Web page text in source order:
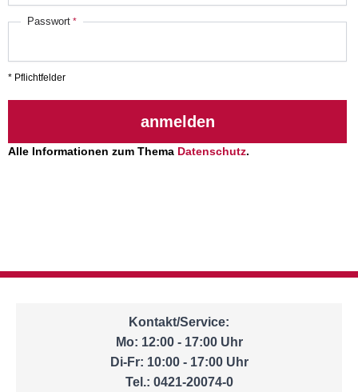
Passwort
* Pflichtfelder
anmelden
Alle Informationen zum Thema Datenschutz.
Kontakt/Service:
Mo: 12:00 - 17:00 Uhr
Di-Fr: 10:00 - 17:00 Uhr
Tel.: 0421-20074-0